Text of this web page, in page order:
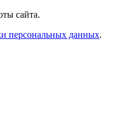
сайта.
персональных данных.